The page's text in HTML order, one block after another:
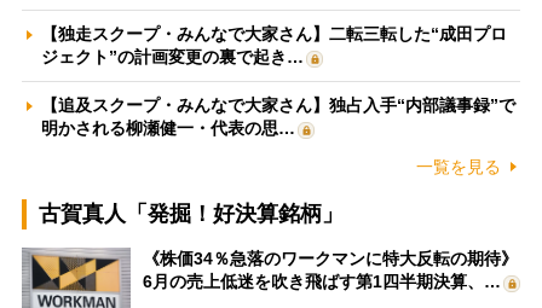
【独走スクープ・みんなで大家さん】二転三転した“成田プロ
ジェクト”の計画変更の裏で起き…
【追及スクープ・みんなで大家さん】独占入手“内部議事録”で
明かされる柳瀬健一・代表の思…
一覧を見る
古賀真人「発掘！好決算銘柄」
《株価34％急落のワークマンに特大反転の期待》
6月の売上低迷を吹き飛ばす第1四半期決算、…